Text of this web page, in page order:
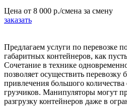
Цена от 8 000 р./смена за смену
заказать
Предлагаем услуги по перевозке
габаритных контейнеров, как
Сочетание в технике
позволяет осуществить перевозку
привлечения большого
грузчиков. Манипуляторы могут
разгрузку контейнеров даже в